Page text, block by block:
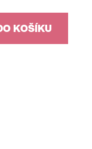
KOŠÍKU